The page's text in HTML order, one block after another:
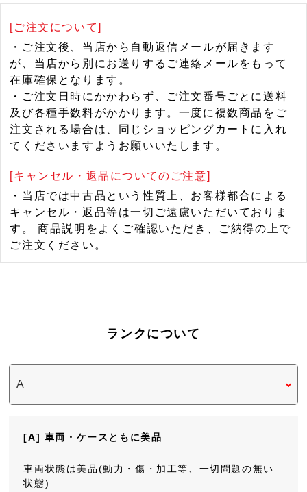
[ご注文について]
・ご注文後、当店から自動返信メールが届きます
が、当店から別にお送りするご連絡メールをもって
在庫確保となります。
・ご注文日時にかかわらず、ご注文番号ごとに送料
及び各種手数料がかかります。一度に複数商品をご
注文される場合は、同じショッピングカートに入れ
てくださいますようお願いいたします。
[キャンセル・返品についてのご注意]
・当店では中古品という性質上、お客様都合による
キャンセル・返品等は一切ご遠慮いただいておりま
す。 商品説明をよくご確認いただき、ご納得の上で
ご注文ください。
ランクについて
[A] 車両・ケースともに美品
車両状態は美品(動力・傷・加工等、一切問題の無い
状態)